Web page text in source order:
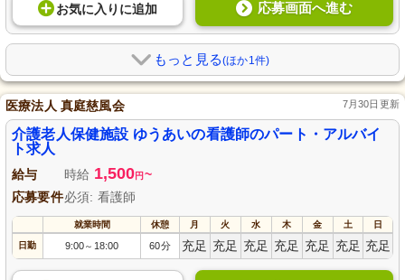
お気に入り に追加 応募画面へ進む
もっと見る(ほか1件)
医療法人 真庭慈風会 7月30日更新
介護老人保健施設 ゆうあいの看護師のパート・アルバイ
ト求人
給与 時給 1,500円 ~
応募要件必須: 看護師
就業時間 休憩 月 火 水 木 金 土 日
日勤 9:00～ 18:00 60分 充足 充足 充足 充足 充足 充足 充足